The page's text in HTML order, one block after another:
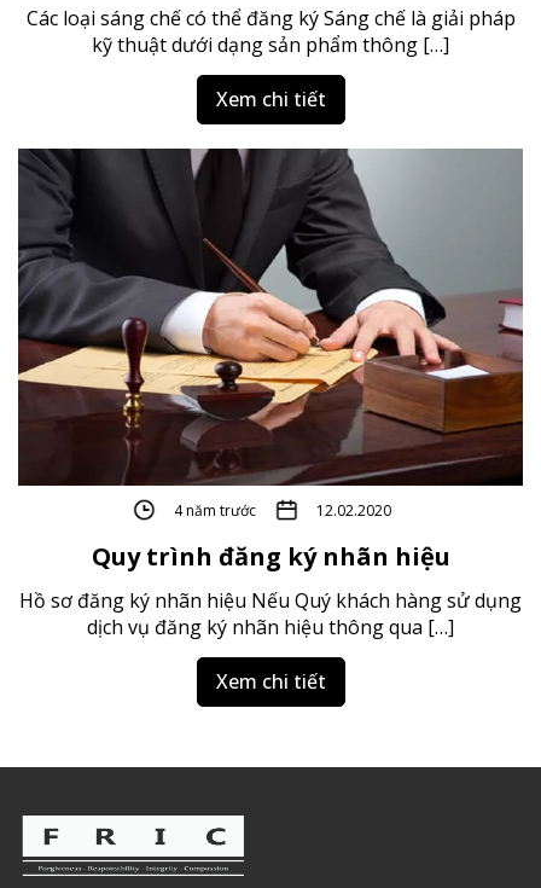
Các loại sáng chế có thể đăng ký Sáng chế là giải pháp
kỹ thuật dưới dạng sản phẩm thông […]
Xem chi tiết
4 năm trước 12.02.2020
Quy trình đăng ký nhãn hiệu
Hồ sơ đăng ký nhãn hiệu Nếu Quý khách hàng sử dụng
dịch vụ đăng ký nhãn hiệu thông qua […]
Xem chi tiết